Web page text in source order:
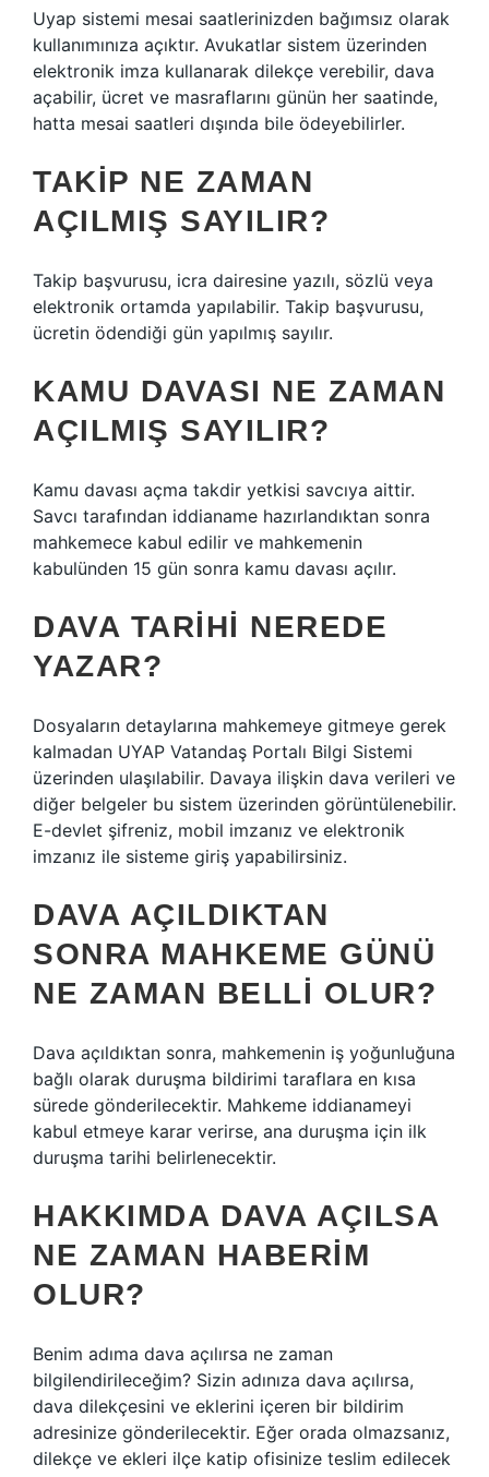
Uyap sistemi mesai saatlerinizden bağımsız olarak
kullanımınıza açıktır. Avukatlar sistem üzerinden
elektronik imza kullanarak dilekçe verebilir, dava
açabilir, ücret ve masraflarını günün her saatinde,
hatta mesai saatleri dışında bile ödeyebilirler.
TAKIP NE ZAMAN
AÇILMIŞ SAYILIR?
Takip başvurusu, icra dairesine yazılı, sözlü veya
elektronik ortamda yapılabilir. Takip başvurusu,
ücretin ödendiği gün yapılmış sayılır.
KAMU DAVASI NE ZAMAN
AÇILMIŞ SAYILIR?
Kamu davası açma takdir yetkisi savcıya aittir.
Savcı tarafından iddianame hazırlandıktan sonra
mahkemece kabul edilir ve mahkemenin
kabulünden 15 gün sonra kamu davası açılır.
DAVA TARIHI NEREDE
YAZAR?
Dosyaların detaylarına mahkemeye gitmeye gerek
kalmadan UYAP Vatandaş Portalı Bilgi Sistemi
üzerinden ulaşılabilir. Davaya ilişkin dava verileri ve
diğer belgeler bu sistem üzerinden görüntülenebilir.
E-devlet şifreniz, mobil imzanız ve elektronik
imzanız ile sisteme giriş yapabilirsiniz.
DAVA AÇILDIKTAN
SONRA MAHKEME GÜNÜ
NE ZAMAN BELLI OLUR?
Dava açıldıktan sonra, mahkemenin iş yoğunluğuna
bağlı olarak duruşma bildirimi taraflara en kısa
sürede gönderilecektir. Mahkeme iddianameyi
kabul etmeye karar verirse, ana duruşma için ilk
duruşma tarihi belirlenecektir.
HAKKIMDA DAVA AÇILSA
NE ZAMAN HABERIM
OLUR?
Benim adıma dava açılırsa ne zaman
bilgilendirileceğim? Sizin adınıza dava açılırsa,
dava dilekçesini ve eklerini içeren bir bildirim
adresinize gönderilecektir. Eğer orada olmazsanız,
dilekçe ve ekleri ilçe katip ofisinize teslim edilecek